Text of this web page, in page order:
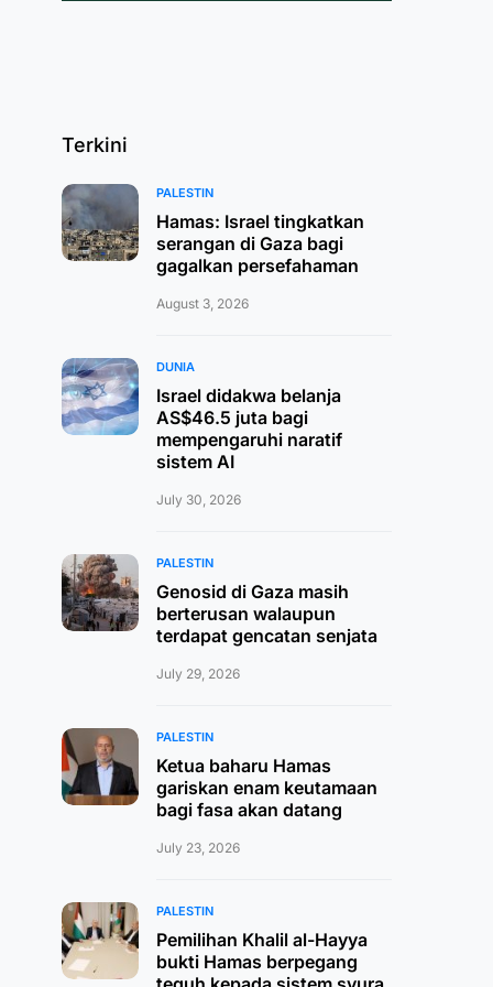
Terkini
PALESTIN
Hamas: Israel tingkatkan
serangan di Gaza bagi
gagalkan persefahaman
August 3, 2026
DUNIA
Israel didakwa belanja
AS$46.5 juta bagi
mempengaruhi naratif
sistem AI
July 30, 2026
PALESTIN
Genosid di Gaza masih
berterusan walaupun
terdapat gencatan senjata
July 29, 2026
PALESTIN
Ketua baharu Hamas
gariskan enam keutamaan
bagi fasa akan datang
July 23, 2026
PALESTIN
Pemilihan Khalil al-Hayya
bukti Hamas berpegang